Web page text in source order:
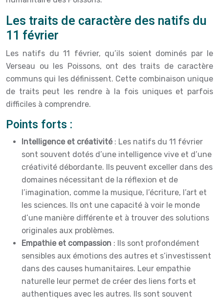
Les traits de caractère des natifs du
11 février
Les natifs du 11 février, qu’ils soient dominés par le
Verseau ou les Poissons, ont des traits de caractère
communs qui les définissent. Cette combinaison unique
de traits peut les rendre à la fois uniques et parfois
difficiles à comprendre.
Points forts :
Intelligence et créativité : Les natifs du 11 février
sont souvent dotés d’une intelligence vive et d’une
créativité débordante. Ils peuvent exceller dans des
domaines nécessitant de la réflexion et de
l’imagination, comme la musique, l’écriture, l’art et
les sciences. Ils ont une capacité à voir le monde
d’une manière différente et à trouver des solutions
originales aux problèmes.
Empathie et compassion : Ils sont profondément
sensibles aux émotions des autres et s’investissent
dans des causes humanitaires. Leur empathie
naturelle leur permet de créer des liens forts et
authentiques avec les autres. Ils sont souvent